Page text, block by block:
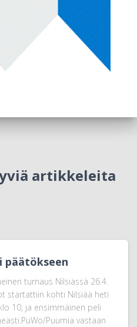
artikkeleita
päätökseen
turnaus Nilsiässä 26.4.
startattiin kohti Nilsiää heti
10, ja ensimmäinen peli
Puumia vastaan